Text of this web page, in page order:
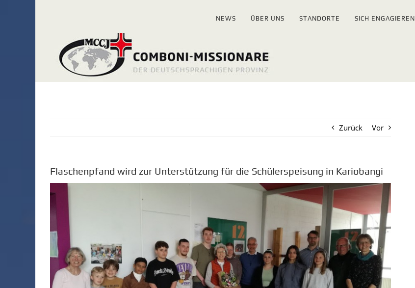
NEWS ÜBER UNS STANDORTE SICH ENGAGIEREN
Zurück Vor
Flaschenpfand wird zur Unterstützung für die Schülerspeisung in Kariobangi
Zeige
grösseres